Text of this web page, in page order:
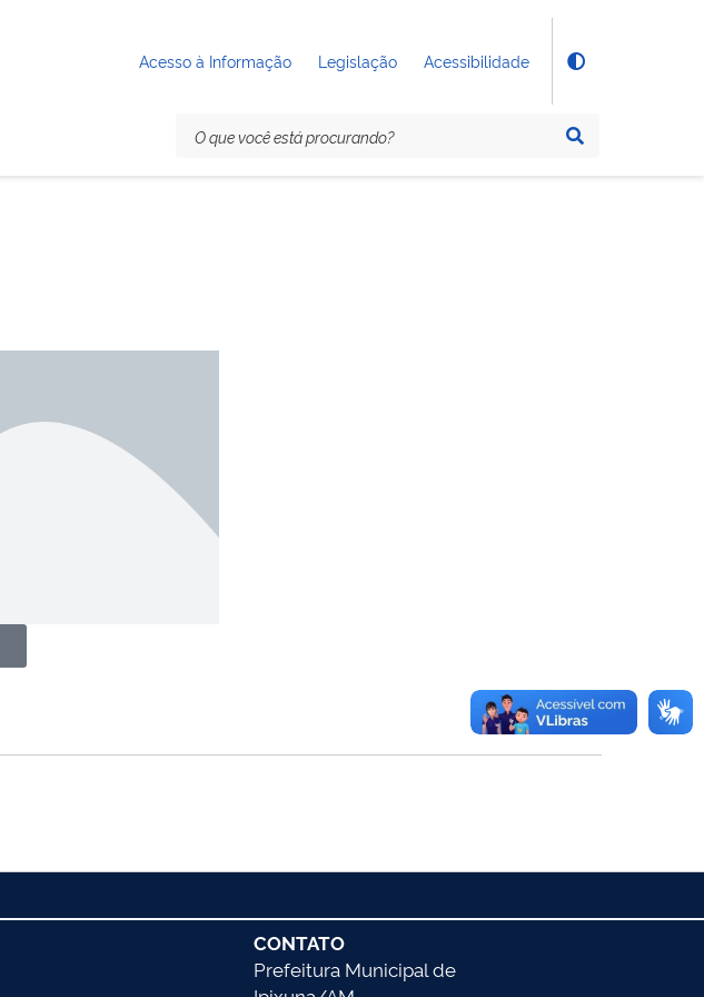
Acesso à Informação Legislação Acessibilidade
CONTATO
Prefeitura Municipal de